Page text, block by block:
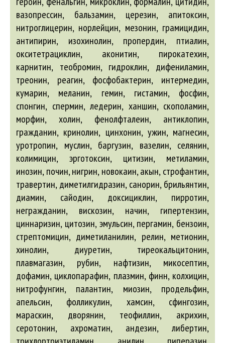
вазопрессин, бальзамин, церезин, апитоксин,
нитроглицерин, норлейцин, мезонин, грамицидин,
антипирин, изохинолин, пропердин, птиалин,
окситетрациклин, аконитин, пирокатехин,
карнитин, теобромин, гидроклин, дифениламин,
треонин, реагин, фосфобактерин, интермедин,
кумарин, меланин, гемин, гистамин, фосфин,
спонгин, спермин, ледерин, ханшин, скополамин,
морфин, холин, фенолфталеин, антиклопин,
гражданин, кринолин, цинхонин, ужин, магнесин,
уротропин, муслин, баргузин, вазелин, селянин,
колимицин, эрготоксин, цитизин, метиламин,
инозин, почин, нигрин, новокаин, акын, строфантин,
травертин, диметилгидразин, санорин, брильянтин,
диамин, сайодин, доксициклин, пирротин,
негражданин, вискозин, начин, гипертензин,
циннаризин, цитозин, эмульсин, пергамин, бензоин,
стрептомицин, диметиланилин, релин, метионин,
хинолин, диуретин, тиреокальцитонин,
плавмагазин, рубин, нафтизин, микосептин,
дофамин, циклопарафин, плазмин, финн, колхицин,
нитрофунгин, палантин, миозин, продельфин,
апельсин, фолликулин, хамсин, сфингозин,
мараскин, дворянин, теофиллин, акрихин,
серотонин, ахроматин, андезин, либертин,